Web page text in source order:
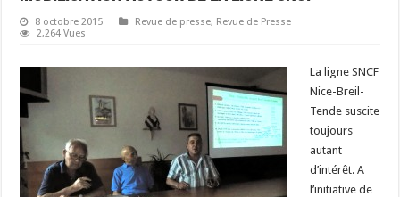
8 octobre 2015 Revue de presse, Revue de Presse
2,264 Vues
La ligne SNCF
Nice-Breil-
Tende suscite
toujours
autant
d’intérêt. A
l’initiative de